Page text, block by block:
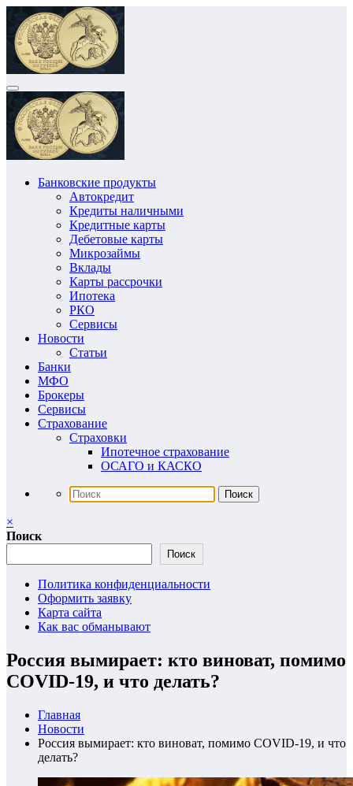
Перейти
содержимому
Банковские продукты
Автокредит
Кредиты наличными
Кредитные карты
Дебетовые карты
Микрозаймы
Вклады
Карты рассрочки
Ипотека
РКО
Сервисы
Новости
Статьи
Банки
МФО
Брокеры
Сервисы
Страхование
Страховки
Ипотечное страхование
ОСАГО и КАСКО
×
Поиск
Поиск
Политика конфиденциальности
Оформить заявку
Карта сайта
Как вас обманывают
Россия вымирает: кто виноват, помимо
COVID-19, и что делать?
Главная
Новости
Россия вымирает: кто виноват, помимо COVID-19, и что
делать?